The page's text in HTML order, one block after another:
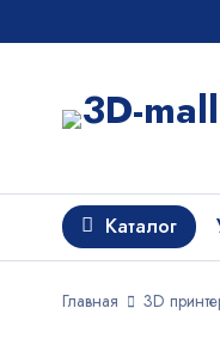
Каталог
Главная 3D